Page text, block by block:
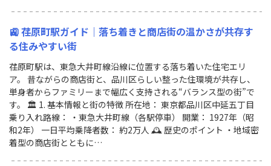
🚉 荏原町駅ガイド｜落ち着きと商店街の温かさが共存す
る住みやすい街
荏原町駅は、東急大井町線沿線に位置する落ち着いた住宅エリ
ア。 昔ながらの商店街と、品川区らしい整った住環境が共存し、
単身者からファミリーまで幅広く支持される“バランス型の街”で
す。 🏛 1. 基本情報と街の特徴 所在地： 東京都品川区中延五丁目
乗り入れ路線： ・東急大井町線（各駅停車） 開業： 1927年（昭
和2年） 一日平均乗降者数： 約2万人 🕰 歴史のポイント ・地域密
着型の商店街とともに…